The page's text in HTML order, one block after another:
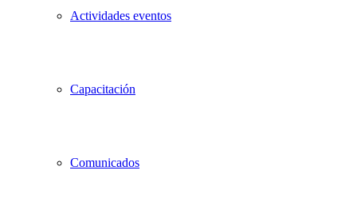
Actividades eventos
Capacitación
Comunicados